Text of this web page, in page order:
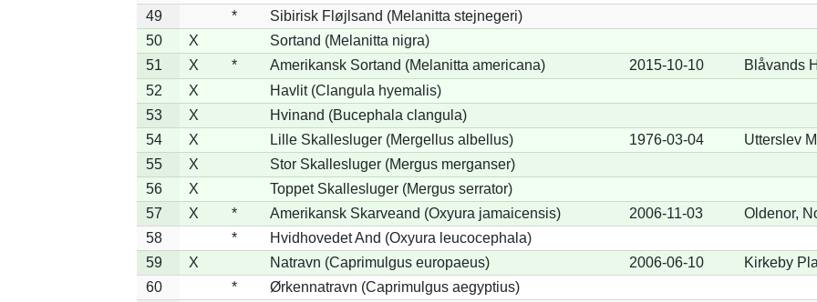
49
*
Sibirisk Fløjlsand (Melanitta stejnegeri)
50
X
Sortand (Melanitta nigra)
51
X * Amerikansk Sortand (Melanitta americana) 2015-10-10
Blåvands
52
X
Havlit (Clangula hyemalis)
53
X
Hvinand (Bucephala clangula)
54
X Lille Skallesluger (Mergellus albellus) 1976-03-04
Utterslev
55
X
Stor Skallesluger (Mergus merganser)
56
X
Toppet Skallesluger (Mergus serrator)
57
X * Amerikansk Skarveand (Oxyura jamaicensis) 2006-11-03
Oldenor,
58
*
Hvidhovedet And (Oxyura leucocephala)
59
X Natravn (Caprimulgus europaeus) 2006-06-10
Kirkeby
60
*
Ørkennatravn (Caprimulgus aegyptius)